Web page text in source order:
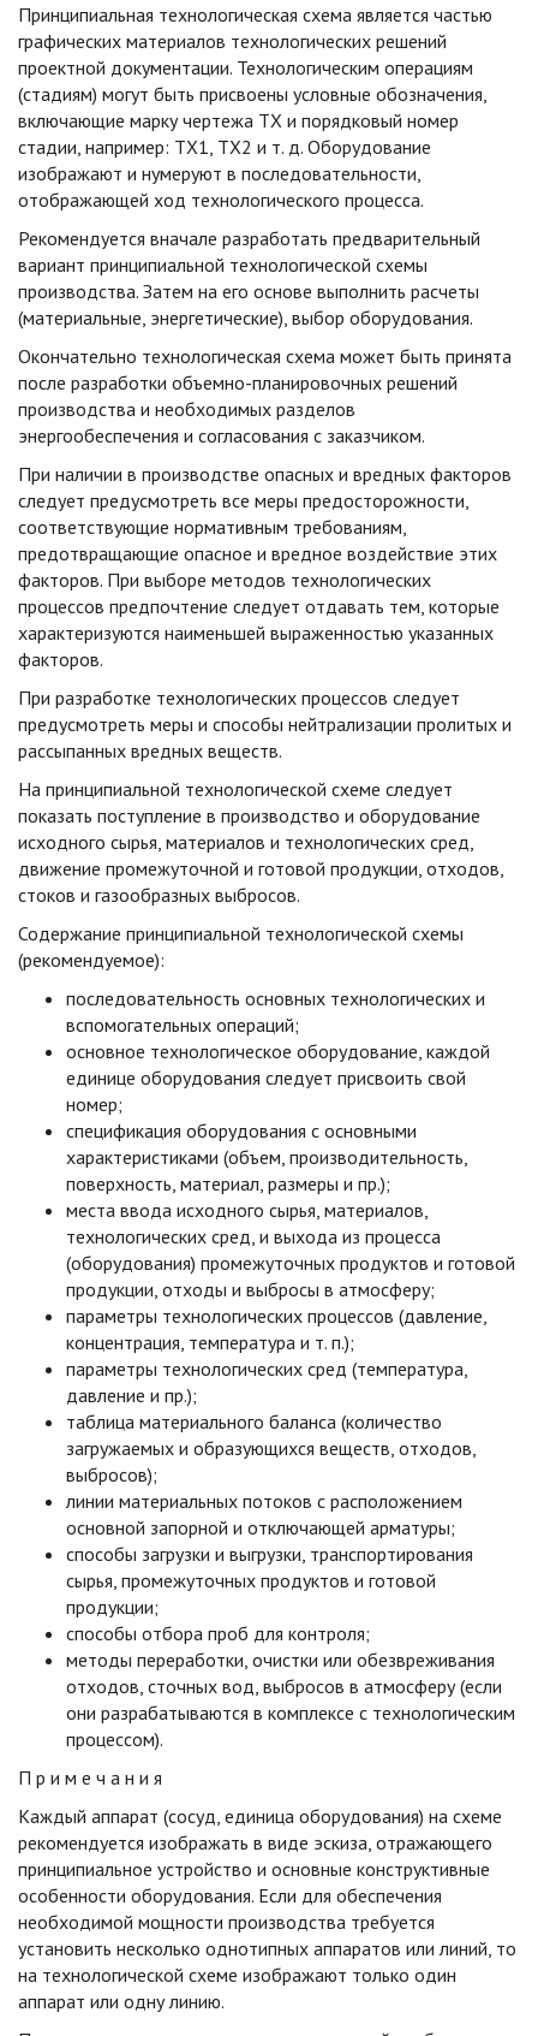
Принципиальная технологическая схема является частью
графических материалов технологических решений
проектной документации. Технологическим операциям
(стадиям) могут быть присвоены условные обозначения,
включающие марку чертежа ТХ и порядковый номер
стадии, например: ТХ1, ТХ2 и т. д. Оборудование
изображают и нумеруют в последовательности,
отображающей ход технологического процесса.
Рекомендуется вначале разработать предварительный
вариант принципиальной технологической схемы
производства. Затем на его основе выполнить расчеты
(материальные, энергетические), выбор оборудования.
Окончательно технологическая схема может быть принята
после разработки объемно-планировочных решений
производства и необходимых разделов
энергообеспечения и согласования с заказчиком.
При наличии в производстве опасных и вредных факторов
следует предусмотреть все меры предосторожности,
соответствующие нормативным требованиям,
предотвращающие опасное и вредное воздействие этих
факторов. При выборе методов технологических
процессов предпочтение следует отдавать тем, которые
характеризуются наименьшей выраженностью указанных
факторов.
При разработке технологических процессов следует
предусмотреть меры и способы нейтрализации пролитых и
рассыпанных вредных веществ.
На принципиальной технологической схеме следует
показать поступление в производство и оборудование
исходного сырья, материалов и технологических сред,
движение промежуточной и готовой продукции, отходов,
стоков и газообразных выбросов.
Содержание принципиальной технологической схемы
(рекомендуемое):
последовательность основных технологических и
вспомогательных операций;
основное технологическое оборудование, каждой
единице оборудования следует присвоить свой
номер;
спецификация оборудования с основными
характеристиками (объем, производительность,
поверхность, материал, размеры и пр.);
места ввода исходного сырья, материалов,
технологических сред, и выхода из процесса
(оборудования) промежуточных продуктов и готовой
продукции, отходы и выбросы в атмосферу;
параметры технологических процессов (давление,
концентрация, температура и т. п.);
параметры технологических сред (температура,
давление и пр.);
таблица материального баланса (количество
загружаемых и образующихся веществ, отходов,
выбросов);
линии материальных потоков с расположением
основной запорной и отключающей арматуры;
способы загрузки и выгрузки, транспортирования
сырья, промежуточных продуктов и готовой
продукции;
способы отбора проб для контроля;
методы переработки, очистки или обезвреживания
отходов, сточных вод, выбросов в атмосферу (если
они разрабатываются в комплексе с технологическим
процессом).
П р и м е ч а н и я
Каждый аппарат (сосуд, единица оборудования) на схеме
рекомендуется изображать в виде эскиза, отражающего
принципиальное устройство и основные конструктивные
особенности оборудования. Если для обеспечения
необходимой мощности производства требуется
установить несколько однотипных аппаратов или линий, то
на технологической схеме изображают только один
аппарат или одну линию.